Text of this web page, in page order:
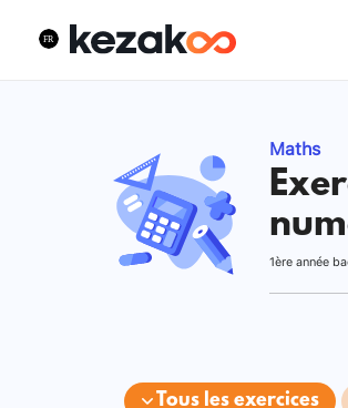
Maths
1ère année
Tous les exercices